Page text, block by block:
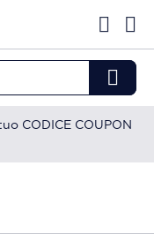
CODICE COUPON